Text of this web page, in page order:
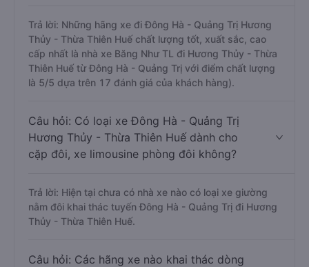
Trả lời: Những hãng xe đi Đông Hà - Quảng Trị Hương
Thủy - Thừa Thiên Huế chất lượng tốt, xuất sắc, cao
cấp nhất là nhà xe Băng Như TL đi Hương Thủy - Thừa
Thiên Huế từ Đông Hà - Quảng Trị với điểm chất lượng
là 5/5 dựa trên 17 đánh giá của khách hàng).
Câu hỏi: Có loại xe Đông Hà - Quảng Trị
Hương Thủy - Thừa Thiên Huế dành cho
cặp đôi, xe limousine phòng đôi không?
Trả lời: Hiện tại chưa có nhà xe nào có loại xe giường
nằm đôi khai thác tuyến Đông Hà - Quảng Trị đi Hương
Thủy - Thừa Thiên Huế.
Câu hỏi: Các hãng xe nào khai thác dòng